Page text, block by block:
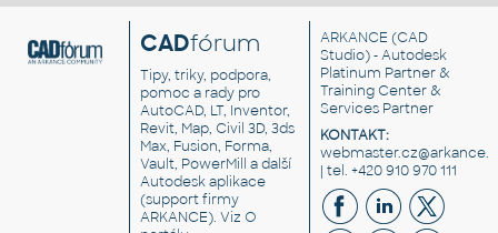
CADfórum
Tipy, triky, podpora,
pomoc a rady pro
AutoCAD, LT, Inventor,
Revit, Map, Civil 3D, 3ds
Max, Fusion, Forma,
Vault, PowerMill a další
Autodesk aplikace
(support firmy
ARKANCE). VizO
ARKANCE (CAD
Studio) - Autodesk
Platinum Partner &
Training Center &
Services Partner
KONTAKT:
| tel. +420 910 970 111